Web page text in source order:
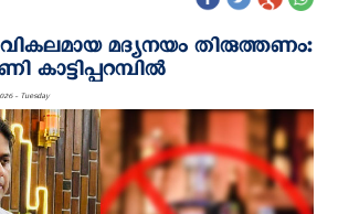
വികലമായ മദ്യനയം തിരുത്തണം:
കാട്ടിപ്പറമ്പിൽ
- Tuesday